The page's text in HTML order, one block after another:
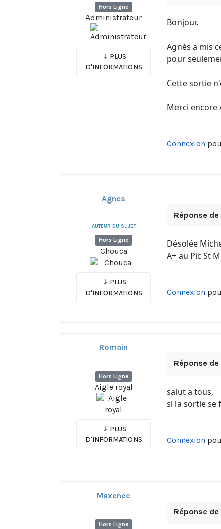
Hors Ligne
Administrateur
PLUS
D'INFORMATIONS
Bonjour,
Agnès a mis
pour
Cette sortie
Merci encore
Connexion
Agnes
AUTEUR DU SUJET
Hors Ligne
Chouca
PLUS
D'INFORMATIONS
Réponse de
Désolée
A+ au Pic St
Connexion
Romain
Hors Ligne
Aigle royal
PLUS
D'INFORMATIONS
Réponse de
salut a tous,
si la sortie se
Connexion
Maxence
Hors Ligne
Réponse de